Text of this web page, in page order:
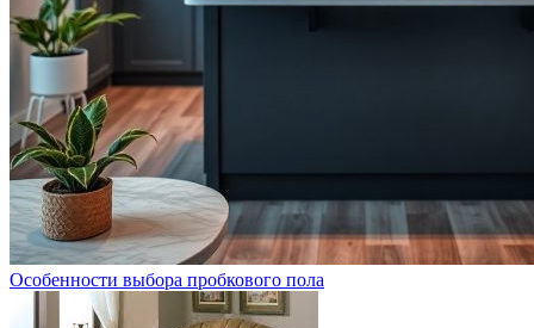
Особенности выбора пробкового пола